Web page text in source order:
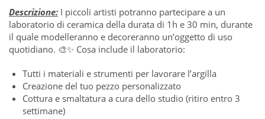
Descrizione: I piccoli artisti potranno partecipare a un
laboratorio di ceramica della durata di 1h e 30 min, durante
il quale modelleranno e decoreranno un’oggetto di uso
quotidiano. 🎨✨ Cosa include il laboratorio:
Tutti i materiali e strumenti per lavorare l’argilla
Creazione del tuo pezzo personalizzato
Cottura e smaltatura a cura dello studio (ritiro entro 3
settimane)